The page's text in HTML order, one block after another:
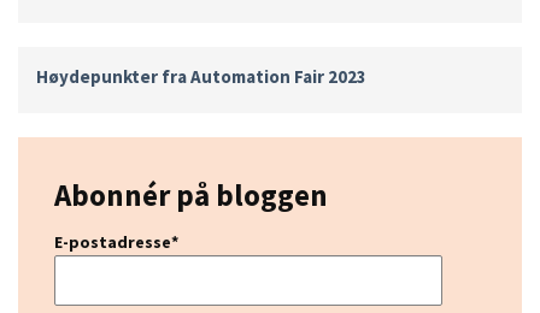
Høydepunkter fra Automation Fair 2023
Abonnér på bloggen
E-postadresse*